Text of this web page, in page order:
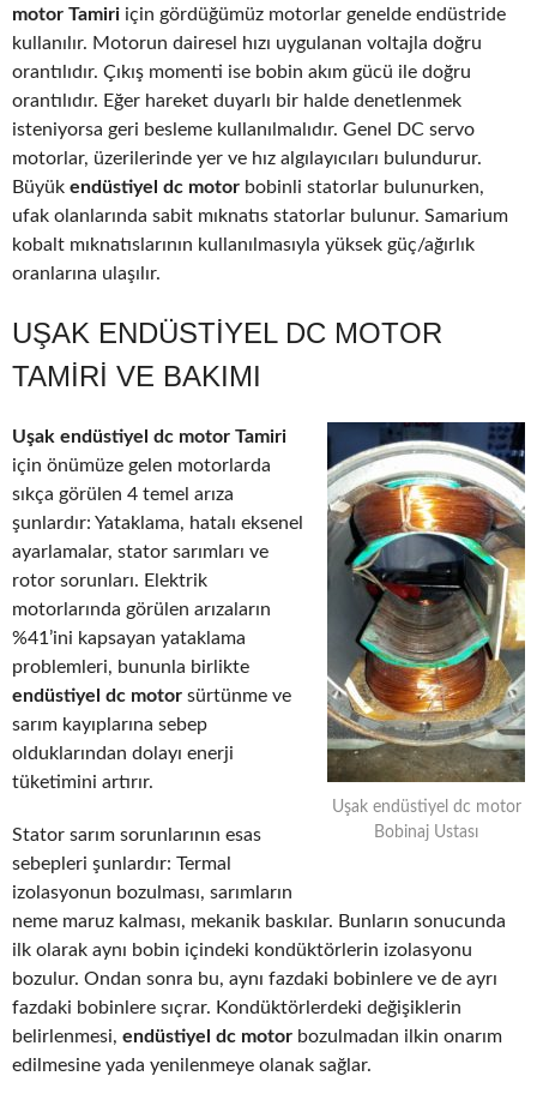
motor Tamiri için gördüğümüz motorlar genelde endüstride
kullanılır. Motorun dairesel hızı uygulanan voltajla doğru
orantılıdır. Çıkış momenti ise bobin akım gücü ile doğru
orantılıdır. Eğer hareket duyarlı bir halde denetlenmek
isteniyorsa geri besleme kullanılmalıdır. Genel DC servo
motorlar, üzerilerinde yer ve hız algılayıcıları bulundurur.
Büyük endüstiyel dc motor bobinli statorlar bulunurken,
ufak olanlarında sabit mıknatıs statorlar bulunur. Samarium
kobalt mıknatıslarının kullanılmasıyla yüksek güç/ağırlık
oranlarına ulaşılır.
UŞAK ENDÜSTIYEL DC MOTOR
TAMIRI VE BAKIMI
Uşak endüstiyel dc motor
Bobinaj Ustası
Uşak endüstiyel dc motor Tamiri
için önümüze gelen motorlarda
sıkça görülen 4 temel arıza
şunlardır: Yataklama, hatalı eksenel
ayarlamalar, stator sarımları ve
rotor sorunları. Elektrik
motorlarında görülen arızaların
%41’ini kapsayan yataklama
problemleri, bununla birlikte
endüstiyel dc motor sürtünme ve
sarım kayıplarına sebep
olduklarından dolayı enerji
tüketimini artırır.
Stator sarım sorunlarının esas
sebepleri şunlardır: Termal
izolasyonun bozulması, sarımların
neme maruz kalması, mekanik baskılar. Bunların sonucunda
ilk olarak aynı bobin içindeki kondüktörlerin izolasyonu
bozulur. Ondan sonra bu, aynı fazdaki bobinlere ve de ayrı
fazdaki bobinlere sıçrar. Kondüktörlerdeki değişiklerin
belirlenmesi, endüstiyel dc motor bozulmadan ilkin onarım
edilmesine yada yenilenmeye olanak sağlar.